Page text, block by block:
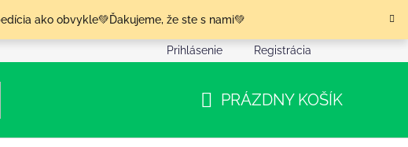
ako obvykle💚Ďakujeme, že ste s nami💚
Podmienky ochrany osobných údajov
Prihlásenie Registrácia
PRÁZDNY KOŠÍK